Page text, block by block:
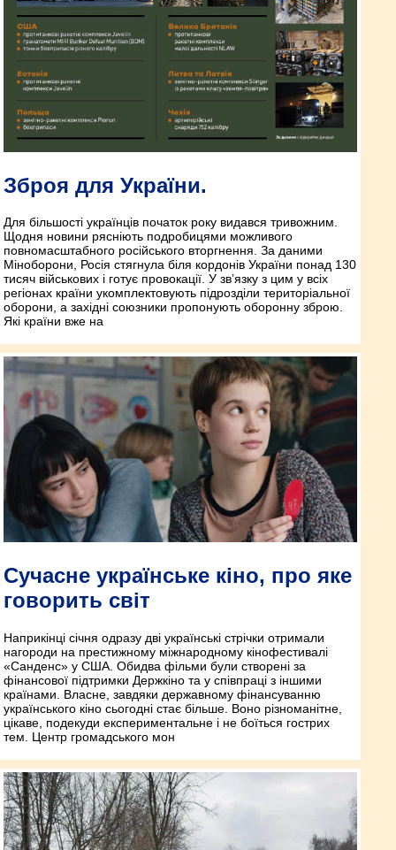
Зброя для України.
Для більшості українців початок року видався тривожним.
Щодня новини рясніють подробицями можливого
повномасштабного російського вторгнення. За даними
Міноборони, Росія стягнула біля кордонів України понад 130
тисяч військових і готує провокації. У зв’язку з цим у всіх
регіонах країни укомплектовують підрозділи територіальної
оборони, а західні союзники пропонують оборонну зброю.
Які країни вже на
Сучасне українське кіно, про яке
говорить світ
Наприкінці січня одразу дві українські стрічки отримали
нагороди на престижному міжнародному кінофестивалі
«Санденс» у США. Обидва фільми були створені за
фінансової підтримки Держкіно та у співпраці з іншими
країнами. Власне, завдяки державному фінансуванню
українського кіно сьогодні стає більше. Воно різноманітне,
цікаве, подекуди експериментальне і не боїться гострих
тем. Центр громадського мон